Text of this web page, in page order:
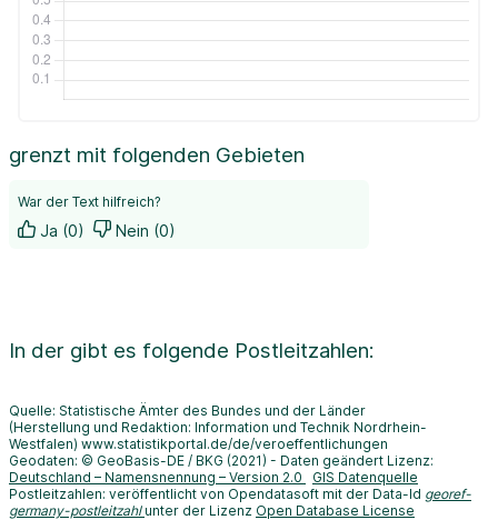
grenzt mit folgenden Gebieten
War der Text hilfreich?
Ja (0) Nein (0)
In der gibt es folgende Postleitzahlen:
Quelle: Statistische Ämter des Bundes und der Länder
(Herstellung und Redaktion: Information und Technik Nordrhein-
Westfalen) www.statistikportal.de/de/veroeffentlichungen
Geodaten: © GeoBasis-DE / BKG (2021) - Daten geändert Lizenz:
Deutschland – Namensnennung – Version 2.0
GIS Datenquelle
Postleitzahlen: veröffentlicht von Opendatasoft mit der Data-Id georef-
germany-postleitzahl unter der Lizenz Open Database License